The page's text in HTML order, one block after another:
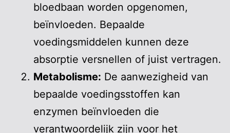
bloedbaan worden opgenomen,
beïnvloeden. Bepaalde
voedingsmiddelen kunnen deze
absorptie versnellen of juist vertragen.
Metabolisme: De aanwezigheid van
bepaalde voedingsstoffen kan
enzymen beïnvloeden die
verantwoordelijk zijn voor het